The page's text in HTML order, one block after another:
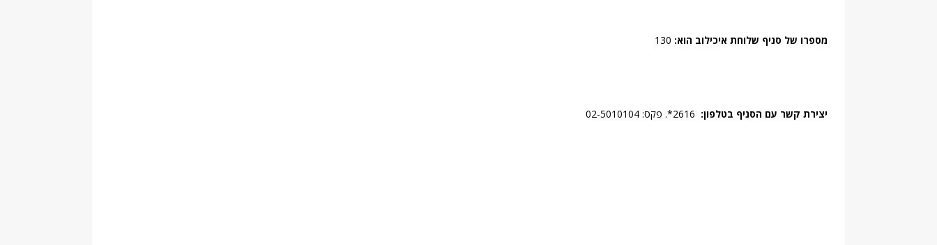
מספרו של סניף שלוחת איכילוב הוא:
יצירת קשר עם הסניף בטלפון: